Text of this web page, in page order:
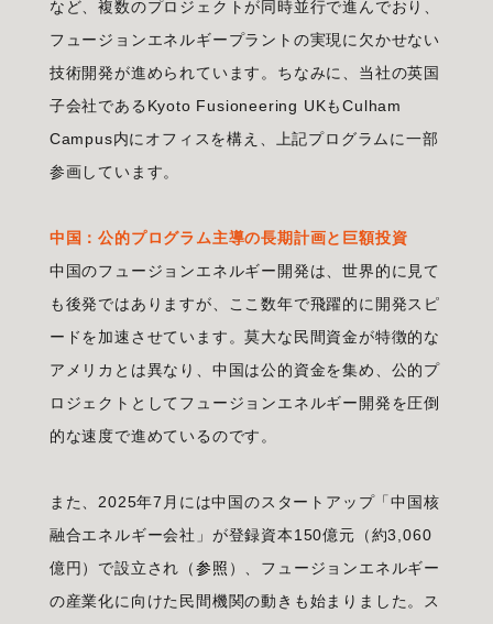
など、複数のプロジェクトが同時並行で進んでおり、
フュージョンエネルギープラントの実現に欠かせない
技術開発が進められています。ちなみに、当社の英国
子会社であるKyoto Fusioneering UKもCulham
Campus内にオフィスを構え、上記プログラムに一部
参画しています。
中国：公的プログラム主導の長期計画と巨額投資
中国のフュージョンエネルギー開発は、世界的に見て
も後発ではありますが、ここ数年で飛躍的に開発スピ
ードを加速させています。莫大な民間資金が特徴的な
アメリカとは異なり、中国は公的資金を集め、公的プ
ロジェクトとしてフュージョンエネルギー開発を圧倒
的な速度で進めているのです。
また、2025年7月には中国のスタートアップ「中国核
融合エネルギー会社」が登録資本150億元（約3,060
億円）で設立され（参照 ）、フュージョンエネルギー
の産業化に向けた民間機関の動きも始まりました。ス